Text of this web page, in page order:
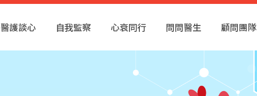
醫護談心 自我監察 心衰同行 問問醫生 顧問團隊